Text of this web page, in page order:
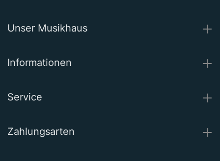
Unser Musikhaus
Informationen
Service
Zahlungsarten